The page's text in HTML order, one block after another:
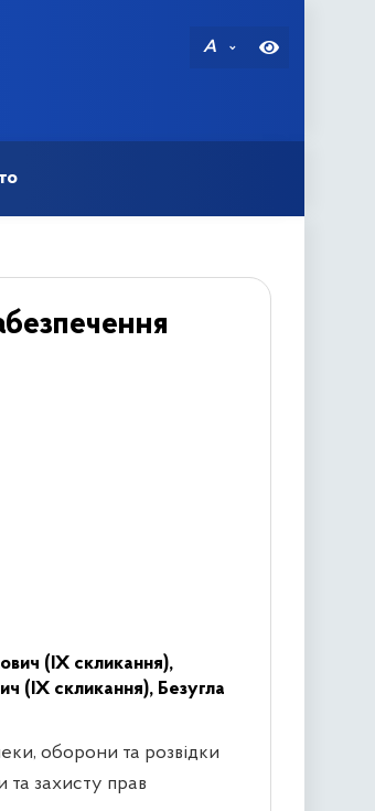
A
(IX скликання),
(IX скликання), Безугла
оборони та розвідки
та захисту прав